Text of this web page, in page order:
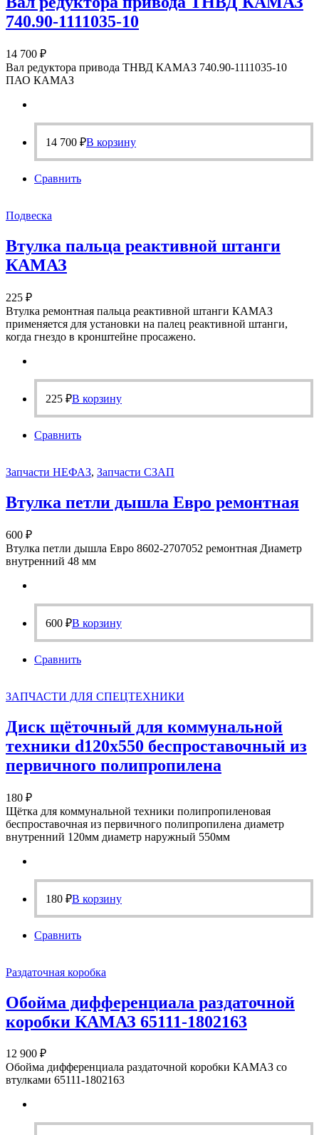
740.90-1111035-10
14 700 ₽
Вал редуктора привода ТНВД КАМАЗ 740.90-1111035-10
ПАО КАМАЗ
14 700 ₽В корзину
Сравнить
Подвеска
Втулка пальца реактивной штанги
КАМАЗ
225 ₽
Втулка ремонтная пальца реактивной штанги КАМАЗ
применяется для установки на палец реактивной штанги,
когда гнездо в кронштейне просажено.
225 ₽В корзину
Сравнить
Запчасти НЕФАЗ, Запчасти СЗАП
Втулка петли дышла Евро ремонтная
600 ₽
Втулка петли дышла Евро 8602-2707052 ремонтная Диаметр
внутренний 48 мм
600 ₽В корзину
Сравнить
ЗАПЧАСТИ ДЛЯ СПЕЦТЕХНИКИ
Диск щёточный для коммунальной
техники d120х550 беспроставочный из
первичного полипропилена
180 ₽
Щётка для коммунальной техники полипропиленовая
беспроставочная из первичного полипропилена диаметр
внутренний 120мм диаметр наружный 550мм
180 ₽В корзину
Сравнить
Раздаточная коробка
Обойма дифференциала раздаточной
коробки КАМАЗ 65111-1802163
12 900 ₽
Обойма дифференциала раздаточной коробки КАМАЗ со
втулками 65111-1802163